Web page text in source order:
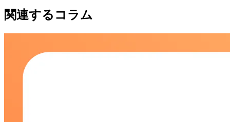
関連するコラム